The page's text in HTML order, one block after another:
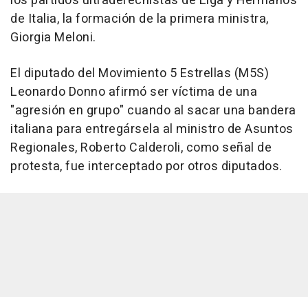
de Italia, la formación de la primera ministra,
Giorgia Meloni.
El diputado del Movimiento 5 Estrellas (M5S)
Leonardo Donno afirmó ser víctima de una
"agresión en grupo" cuando al sacar una bandera
italiana para entregársela al ministro de Asuntos
Regionales, Roberto Calderoli, como señal de
protesta, fue interceptado por otros diputados.